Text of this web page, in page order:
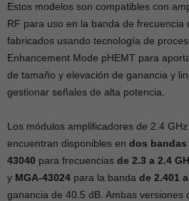
Estos modelos son compatibles con
RF para uso en la banda de frecuencia
fabricados usando tecnología de
Enhancement Mode pHEMT para
de tamaño y elevación de ganancia y
gestionar señales de alta potencia.
Los módulos amplificadores de 2.4
encuentran disponibles en dos
43040 para frecuencias de 2.3 a 2.4
y MGA-43024 para la banda de 2.401
ganancia de 40.5 dB. Ambas versiones